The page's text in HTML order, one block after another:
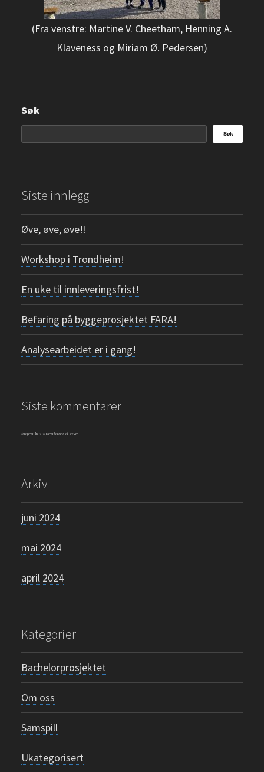
(Fra venstre: Martine V. Cheetham, Henning A.
Klaveness og Miriam Ø. Pedersen)
Søk
Søk
Siste innlegg
Øve, øve, øve!!
Workshop i Trondheim!
En uke til innleveringsfrist!
Befaring på byggeprosjektet FARA!
Analysearbeidet er i gang!
Siste kommentarer
Ingen kommentarer å vise.
Arkiv
juni 2024
mai 2024
april 2024
Kategorier
Bachelorprosjektet
Om oss
Samspill
Ukategorisert